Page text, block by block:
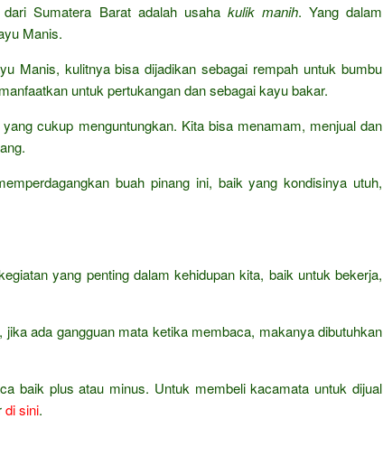
Sumatera Barat adalah usaha kulik manih. Yang dalam
Manis.
Manis, kulitnya bisa dijadikan sebagai rempah untuk bumbu
untuk pertukangan dan sebagai kayu bakar.
cukup menguntungkan. Kita bisa menamam, menjual dan
buah pinang ini, baik yang kondisinya utuh,
yang penting dalam kehidupan kita, baik untuk bekerja,
jika ada gangguan mata ketika membaca, makanya dibutuhkan
baik plus atau minus. Untuk membeli kacamata untuk dijual
di sini.